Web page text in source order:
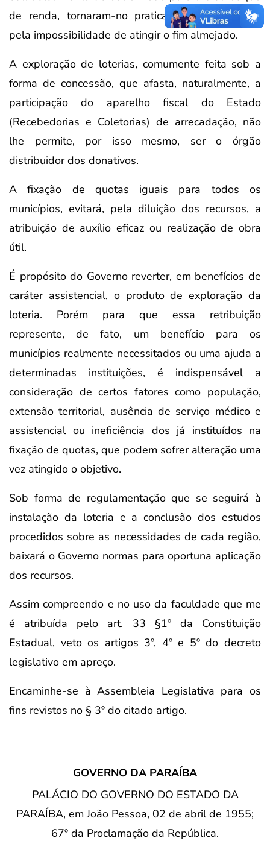
de renda, tornaram-no praticamente inexequível
pela impossibilidade de atingir o fim almejado.
A exploração de loterias, comumente feita sob a
forma de concessão, que afasta, naturalmente, a
participação do aparelho fiscal do Estado
(Recebedorias e Coletorias) de arrecadação, não
lhe permite, por isso mesmo, ser o órgão
distribuidor dos donativos.
A fixação de quotas iguais para todos os
municípios, evitará, pela diluição dos recursos, a
atribuição de auxílio eficaz ou realização de obra
útil.
É propósito do Governo reverter, em benefícios de
caráter assistencial, o produto de exploração da
loteria. Porém para que essa retribuição
represente, de fato, um benefício para os
municípios realmente necessitados ou uma ajuda a
determinadas instituições, é indispensável a
consideração de certos fatores como população,
extensão territorial, ausência de serviço médico e
assistencial ou ineficiência dos já instituídos na
fixação de quotas, que podem sofrer alteração uma
vez atingido o objetivo.
Sob forma de regulamentação que se seguirá à
instalação da loteria e a conclusão dos estudos
procedidos sobre as necessidades de cada região,
baixará o Governo normas para oportuna aplicação
dos recursos.
Assim compreendo e no uso da faculdade que me
é atribuída pelo art. 33 §1º da Constituição
Estadual, veto os artigos 3º, 4º e 5º do decreto
legislativo em apreço.
Encaminhe-se à Assembleia Legislativa para os
fins revistos no § 3º do citado artigo.
GOVERNO DA PARAÍBA
PALÁCIO DO GOVERNO DO ESTADO DA
PARAÍBA, em João Pessoa, 02 de abril de 1955;
67º da Proclamação da República.